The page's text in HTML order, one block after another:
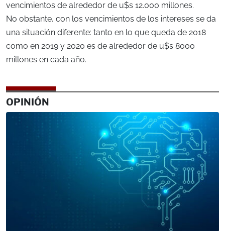
vencimientos de alrededor de u$s 12.000 millones.
No obstante, con los vencimientos de los intereses se da
una situación diferente: tanto en lo que queda de 2018
como en 2019 y 2020 es de alrededor de u$s 8000
millones en cada año.
OPINIÓN